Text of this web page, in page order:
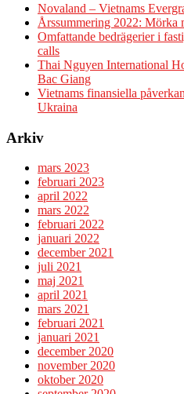
Novaland – Vietnams
Årssummering 2022: Mörka
Omfattande bedrägerier i
calls
Thai Nguyen International
Bac Giang
Vietnams finansiella
Ukraina
Arkiv
mars 2023
februari 2023
april 2022
mars 2022
februari 2022
januari 2022
december 2021
juli 2021
maj 2021
april 2021
mars 2021
februari 2021
januari 2021
december 2020
november 2020
oktober 2020